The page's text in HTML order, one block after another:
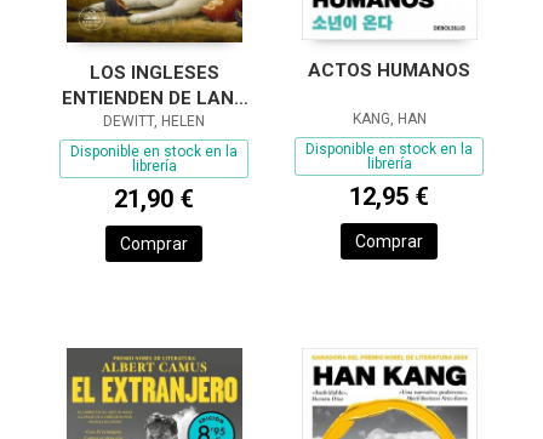
LOS INGLESES
ENTIENDEN DE LANA
(Y OTROS TRUCOS)
DEWITT, HELEN
Disponible en stock en la
librería
21,90 €
Comprar
ACTOS HUMANOS
KANG, HAN
Disponible en stock en la
librería
12,95 €
Comprar